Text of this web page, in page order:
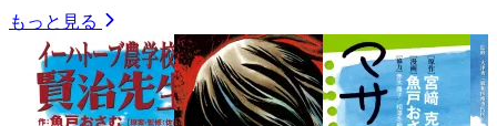
もっと見る